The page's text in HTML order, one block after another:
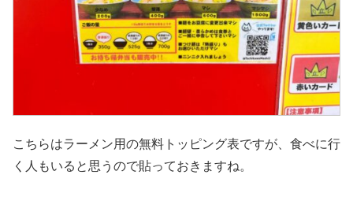
こちらはラーメン用の無料トッピング表ですが、食べに行
く人もいると思うので貼っておきますね。